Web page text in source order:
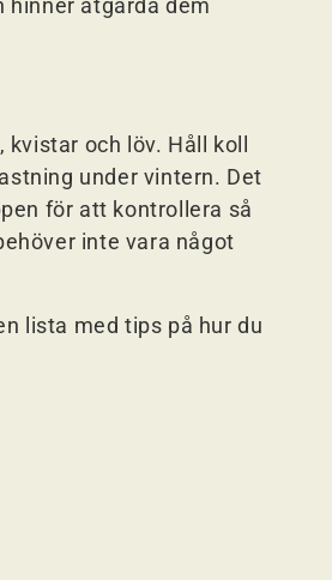
hinner åtgärda dem
och löv. Håll koll
under vintern. Det
för att kontrollera så
inte vara något
lista med tips på hur du